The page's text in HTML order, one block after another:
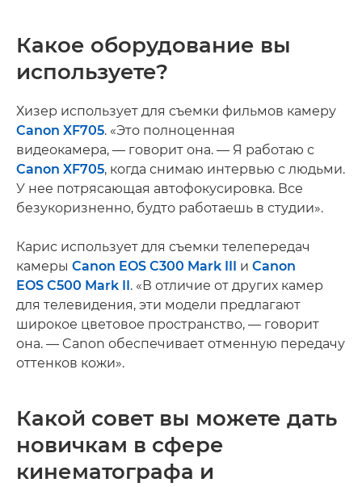
Какое оборудование вы
используете?
Хизер использует для съемки фильмов камеру
Canon XF705. «Это полноценная
видеокамера, — говорит она. — Я работаю с
Canon XF705, когда снимаю интервью с людьми.
У нее потрясающая автофокусировка. Все
безукоризненно, будто работаешь в студии».
Карис использует для съемки телепередач
камеры Canon EOS C300 Mark III и Canon
EOS C500 Mark II. «В отличие от других камер
для телевидения, эти модели предлагают
широкое цветовое пространство, — говорит
она. — Canon обеспечивает отменную передачу
оттенков кожи».
Какой совет вы можете дать
новичкам в сфере
кинематографа и